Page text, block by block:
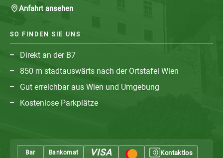
Anfahrt ansehen
SO FINDEN SIE UNS
Direkt an der B7
850 m stadtauswärts nach der Ortstafel Wien
Gut erreichbar aus Wien und Umgebung
Kostenlose Parkplätze
Bar Bankomat VISA MastercardKontaktlos